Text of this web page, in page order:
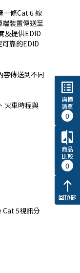
一條Cat 6 線
端裝置傳送至
及提供EDID
靠的EDID
容傳送到不同
火車時程與
Cat 5視訊分
list_alt
詢價
清單
0
compare
商品
比較
0
north
回頂部